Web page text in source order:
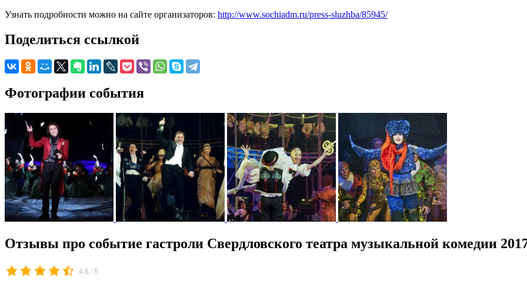
Узнать подробности можно на сайте организаторов: http://www.sochiadm.ru/press-sluzhba/85945/
Поделиться ссылкой
Фотографии события
Отзывы про событие гастроли Свердловского театра музыкальной комедии
4.6 / 5